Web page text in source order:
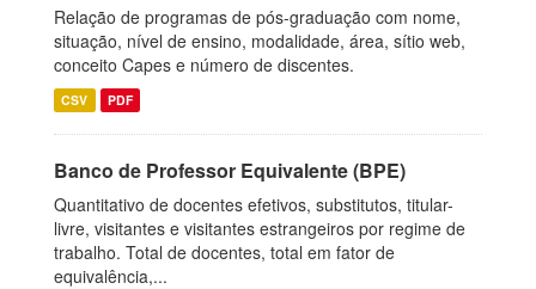
Relação de programas de pós-graduação com nome,
situação, nível de ensino, modalidade, área, sítio web,
conceito Capes e número de discentes.
CSV PDF
Banco de Professor Equivalente (BPE)
Quantitativo de docentes efetivos, substitutos, titular-
livre, visitantes e visitantes estrangeiros por regime de
trabalho. Total de docentes, total em fator de
equivalência,...